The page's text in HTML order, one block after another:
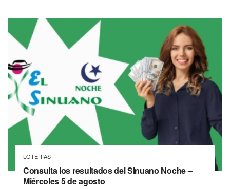
LOTERIAS
Consulta los resultados del Sinuano Noche –
Miércoles 5 de agosto